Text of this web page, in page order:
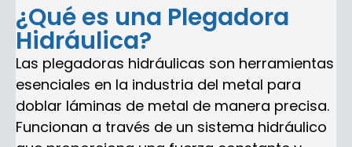
¿Qué es una Plegadora
Hidráulica?
Las plegadoras hidráulicas son herramientas
esenciales en la industria del metal para
doblar láminas de metal de manera precisa.
Funcionan a través de un sistema hidráulico